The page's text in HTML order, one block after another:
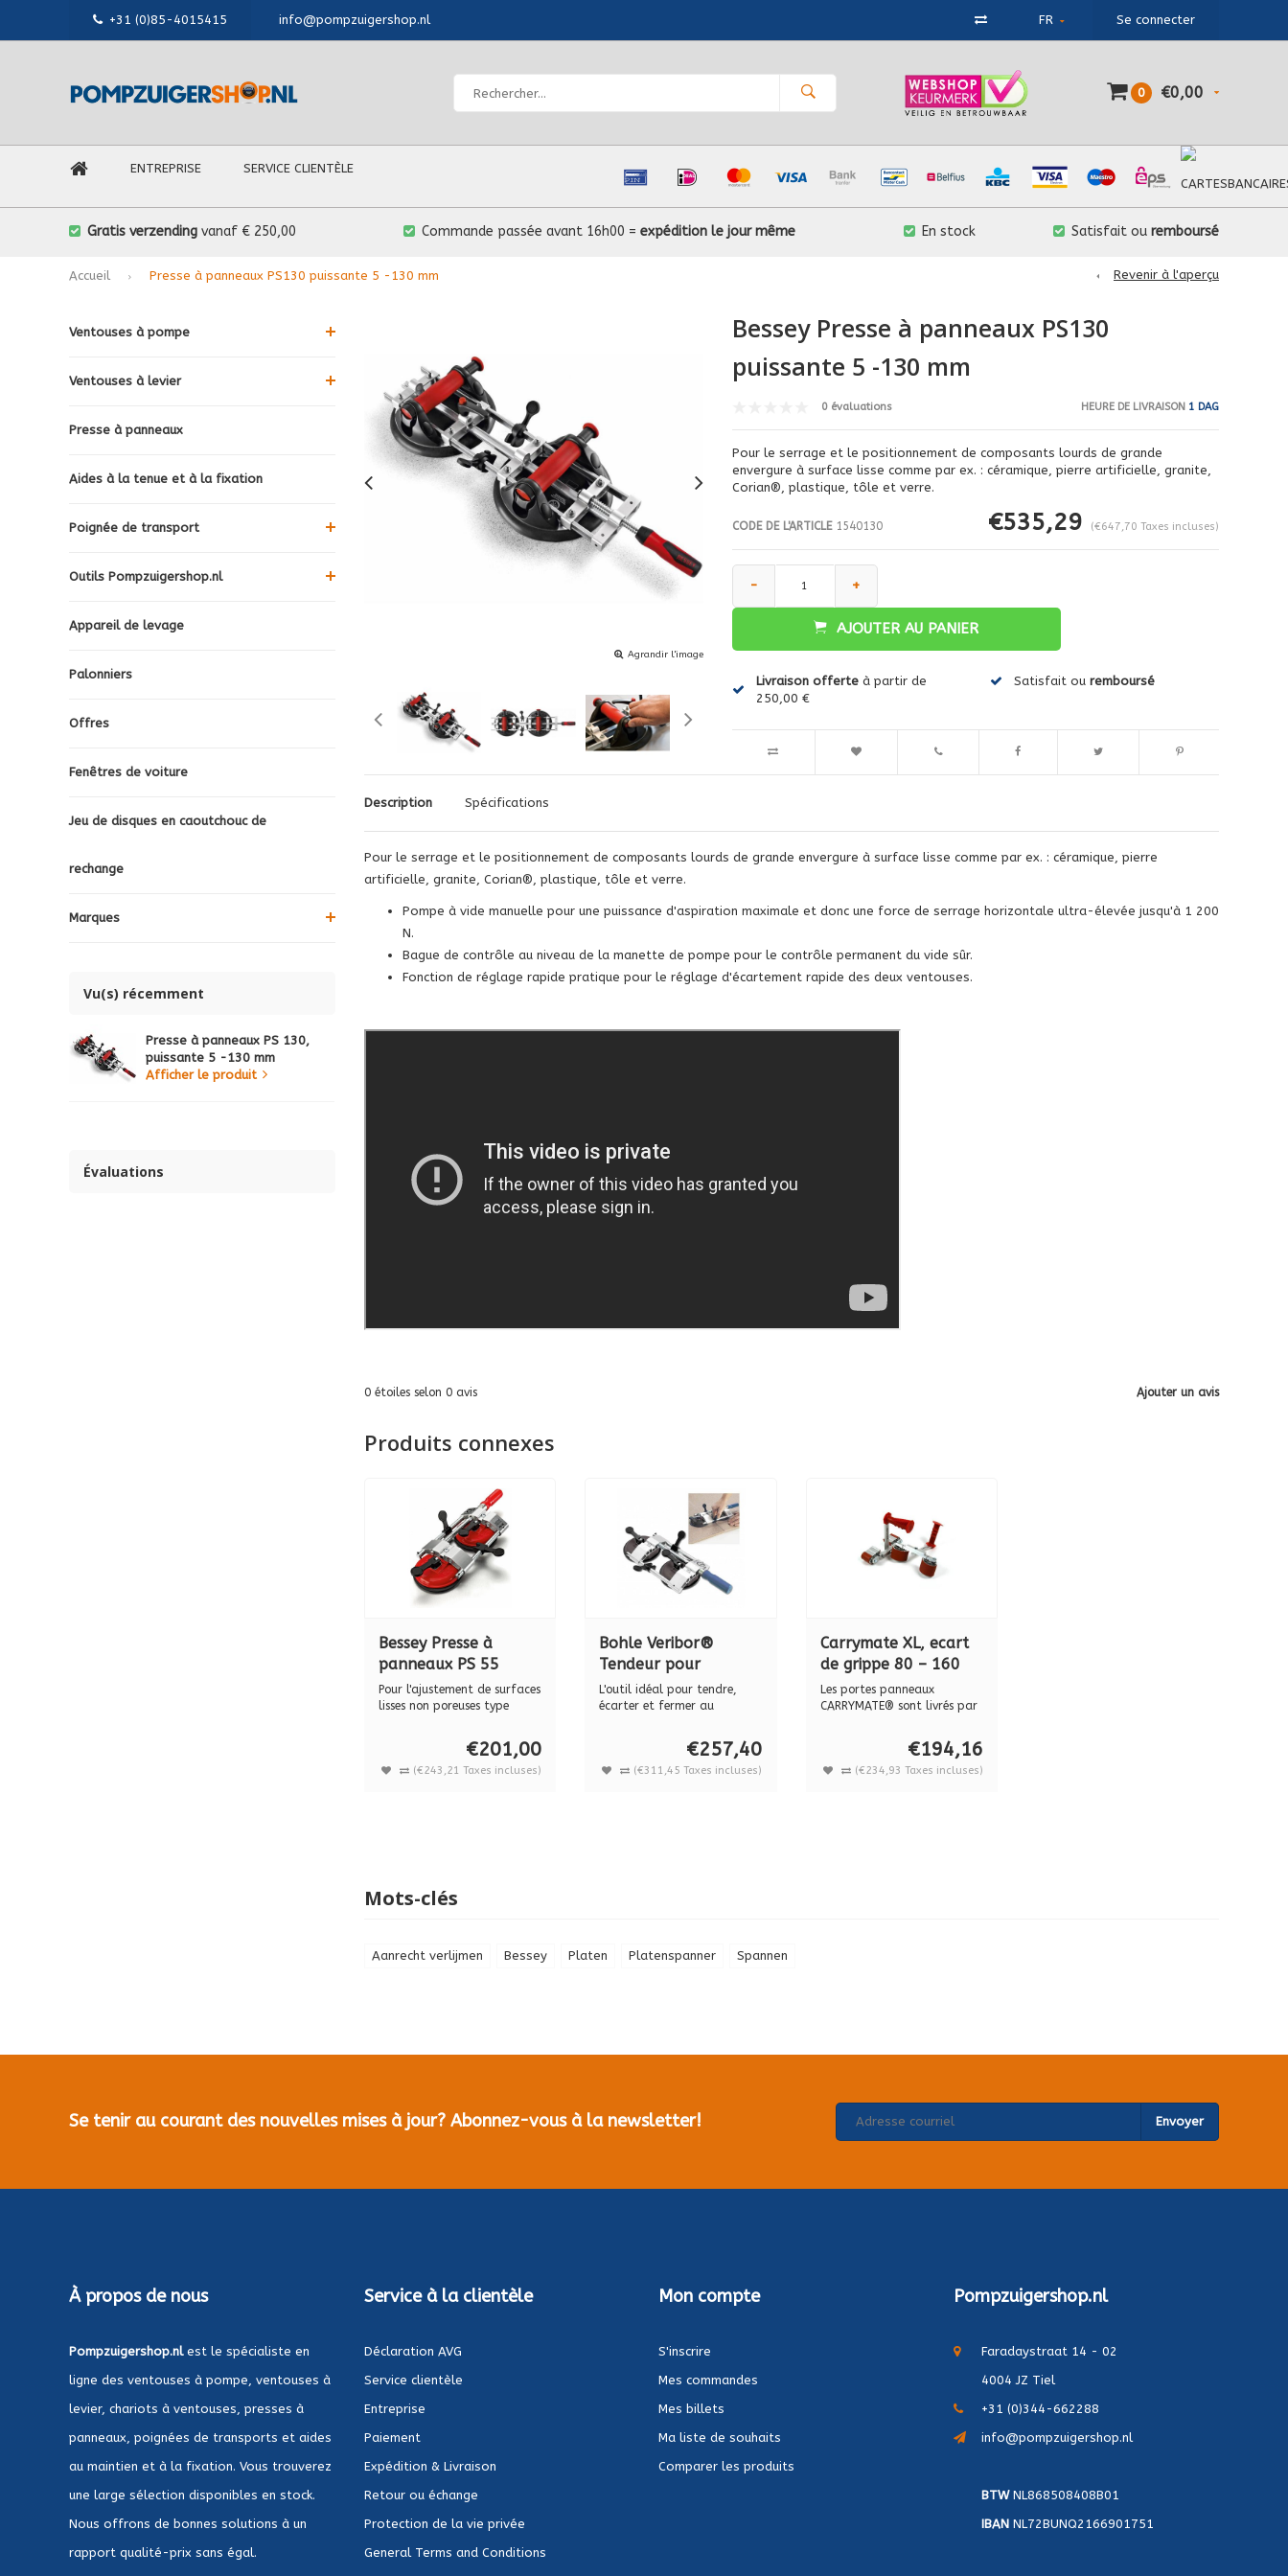
+31 (0)85-4015415 info@pompzuigershop.nl FR Se connecter
0 €0,00
ENTREPRISE SERVICE CLIENTÈLE
Gratis verzending vanaf € 250,00 Commande passée avant 16h00 =expédition le jour même En stock Satisfait ou remboursé
Accueil Presse à panneaux PS130 puissante 5 -130 mm Revenir à l'aperçu
Ventouses à pompe
Ventouses à levier
Presse à panneaux
Aides à la tenue et à la fixation
Poignée de transport
Outils Pompzuigershop.nl
Appareil de levage
Palonniers
Offres
Fenêtres de voiture
Jeu de disques en caoutchouc de
rechange
Marques
Vu(s) récemment
Presse à panneaux PS 130,
puissante 5 -130 mm
Afficher le produit
Évaluations
Agrandir l'image Agrandir l'image
Bessey Presse à panneaux PS130
puissante 5 -130 mm
0 évaluations HEURE DE LIVRAISON1 DAG
Pour le serrage et le positionnement de composants lourds de grande
envergure à surface lisse comme par ex. : céramique, pierre artificielle, granite,
Corian®, plastique, tôle et verre.
CODE DE L'ARTICLE1540130 €535,29 (€647,70 Taxes incluses)
- +
AJOUTER AU PANIER
Livraison offerteà partir de
250,00 €
Satisfait ou remboursé
Description Spécifications
Pour le serrage et le positionnement de composants lourds de grande envergure à surface lisse comme par ex. : céramique, pierre
artificielle, granite, Corian®, plastique, tôle et verre.
Pompe à vide manuelle pour une puissance d'aspiration maximale et donc une force de serrage horizontale ultra-élevée jusqu'à 1 200
N.
Bague de contrôle au niveau de la manette de pompe pour le contrôle permanent du vide sûr.
Fonction de réglage rapide pratique pour le réglage d'écartement rapide des deux ventouses.
Ajouter un avis
0étoiles selon 0avis
Produits connexes
Bessey Presse à
panneaux PS 55
légère, 10-55 mm
Pour l'ajustement de surfaces
lisses non poreuses type
€201,00
(€243,21 Taxes incluses)
Bohle Veribor®
Tendeur pour
positionner, écarter
et fermer BO 650.33
L'outil idéal pour tendre,
écarter et fermer au
€257,40
(€311,45 Taxes incluses)
Carrymate XL, ecart
de grippe 80 – 160
mm
Les portes panneaux
CARRYMATE® sont livrés par
€194,16
(€234,93 Taxes incluses)
Mots-clés
Aanrecht verlijmen Bessey Platen Platenspanner Spannen
Se tenir au courant des nouvelles mises à jour? Abonnez-vous à la newsletter! Envoyer
À propos de nous
Pompzuigershop.nlest le spécialiste en
ligne des ventouses à pompe, ventouses à
levier, chariots à ventouses, presses à
panneaux, poignées de transports et aides
au maintien et à la fixation. Vous trouverez
une large sélection disponibles en stock.
Nous offrons de bonnes solutions à un
rapport qualité-prix sans égal.
Service à la clientèle
Déclaration AVG
Service clientèle
Entreprise
Paiement
Expédition & Livraison
Retour ou échange
Protection de la vie privée
General Terms and Conditions
Mon compte
S'inscrire
Mes commandes
Mes billets
Ma liste de souhaits
Comparer les produits
Pompzuigershop.nl
Faradaystraat 14 - 02
4004 JZ Tiel
+31 (0)344-662288
info@pompzuigershop.nl
BTWNL868508408B01
IBANNL72BUNQ2166901751